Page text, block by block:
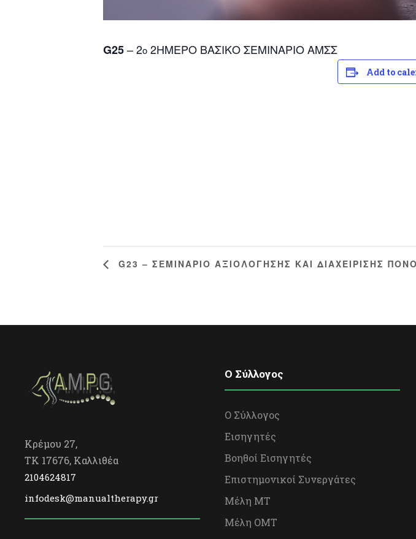
G25– 2ο 2ΗΜΕΡΟ ΒΑΣΙΚΟ ΣΕΜΙΝΑΡΙΟ ΑΜΣΣ
Add to
G23 – ΣΕΜΙΝΑΡΙΟ ΑΞΙΟΛΟΓΗΣΗΣ ΚΑΙ ΔΙΑΧΕΙΡΙΣΗΣ
Κρέμου 27,
TK 17676, Καλλιθέα
2104624817
infodesk@manualtherapy.gr
O Σύλλογος
Ο Σύλλογος
Εισηγητές
Βοηθοί Εισηγητές
Επιστημονικοί Συνεργάτες
Μέλη ΜΤ
Μέλη OΜΤ